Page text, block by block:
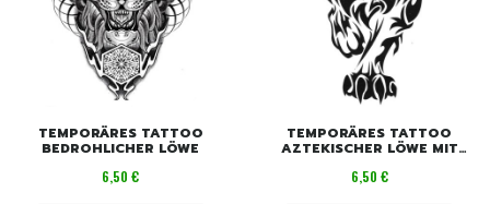
TEMPORÄRES TATTOO
BEDROHLICHER LÖWE
Preis
6,50 €
TEMPORÄRES TATTOO
AZTEKISCHER LÖWE MIT
Preis
6,50 €